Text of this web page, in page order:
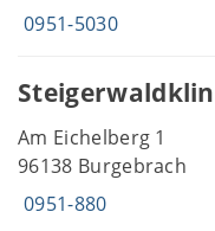
0951-5030
Am Eichelberg 1
96138 Burgebrach
0951-880